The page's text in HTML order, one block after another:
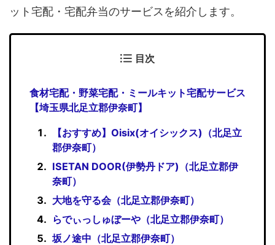
ット宅配・宅配弁当のサービスを紹介します。
目次
食材宅配・野菜宅配・ミールキット宅配サービス
【埼玉県北足立郡伊奈町】
【おすすめ】Oisix(オイシックス)（北足立
郡伊奈町）
ISETAN DOOR(伊勢丹ドア)（北足立郡伊
奈町）
大地を守る会（北足立郡伊奈町）
らでぃっしゅぼーや（北足立郡伊奈町）
坂ノ途中（北足立郡伊奈町）